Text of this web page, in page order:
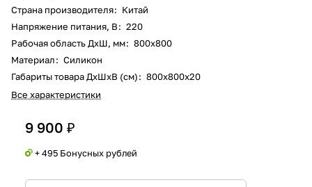
Страна производителя: Китай
Напряжение питания, В: 220
Рабочая область ДxШ, мм: 800х800
Материал: Силикон
Габариты товара ДxШxВ (см): 800х800х20
Все характеристики
9 900 ₽
+ 495 Бонусных рублей